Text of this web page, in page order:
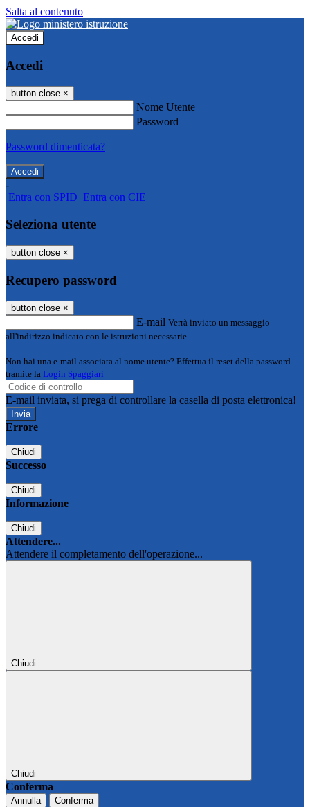
Salta al contenuto
Accedi
Accedi
button close ×
Nome Utente
Password
Password dimenticata?
-
Entra con SPID Entra con CIE
Seleziona utente
button close ×
Recupero password
button close ×
E-mail Verrà inviato un messaggio
all'indirizzo indicato con le istruzioni necessarie.
Non hai una e-mail associata al nome utente? Effettua il reset della password
tramite la Login Spaggiari
E-mail inviata, si prega di controllare la casella di posta elettronica!
Errore
Chiudi
Successo
Chiudi
Informazione
Chiudi
Attendere...
Attendere il completamento dell'operazione...
Chiudi
Chiudi
Conferma
Annulla Conferma